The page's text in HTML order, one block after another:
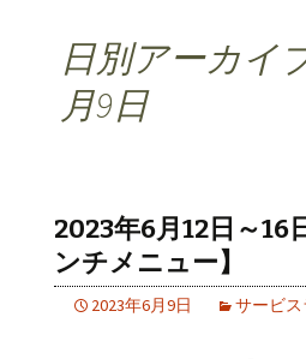
日別アーカイ
月9日
2023年6月12日～16
ンチメニュー】
2023年6月9日 サービ